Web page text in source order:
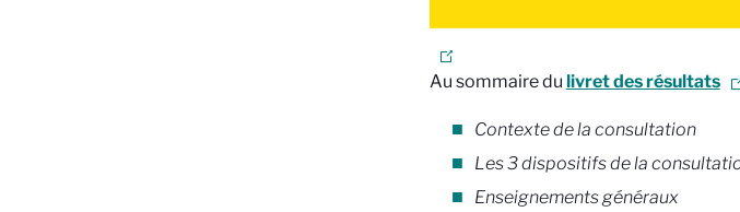
Au sommaire du livret des résultats
Contexte de la consultation
Les 3 dispositifs de la
Enseignements généraux